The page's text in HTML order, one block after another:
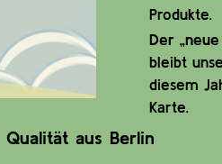
Produkte.
Der „neue
bleibt
diesem
Karte.
aus Berlin